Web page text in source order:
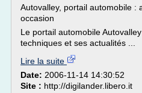
Autovalley, portail automobile :
occasion
Le portail automobile
techniques et ses actualités ...
Lire la suite
Date: 2006-11-14 14:30:52
Site : http://digilander.libero.it